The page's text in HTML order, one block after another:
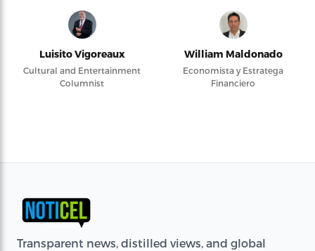
Luisito Vigoreaux
Cultural and Entertainment
Columnist
William Maldonado
Economista y Estratega
Financiero
Transparent news, distilled views, and global